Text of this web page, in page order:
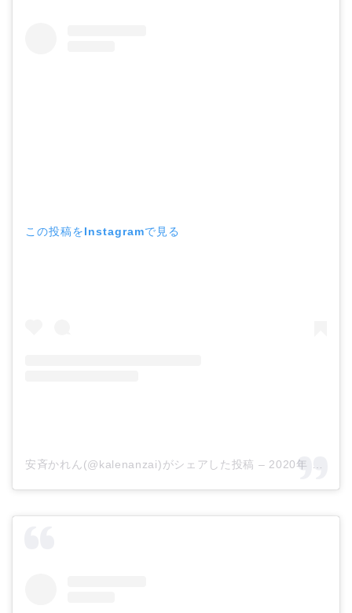
この投稿をInstagramで見る
安斉かれん(@kalenanzai)がシェアした投稿 – 2020年 3月月24日午後6時58分PDT